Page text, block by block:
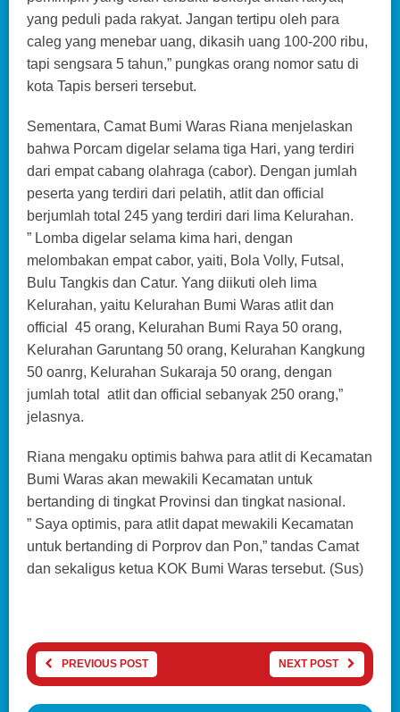
yang peduli pada rakyat. Jangan tertipu oleh para
caleg yang menebar uang, dikasih uang 100-200 ribu,
tapi sengsara 5 tahun,” pungkas orang nomor satu di
kota Tapis berseri tersebut.
Sementara, Camat Bumi Waras Riana menjelaskan
bahwa Porcam digelar selama tiga Hari, yang terdiri
dari empat cabang olahraga (cabor). Dengan jumlah
peserta yang terdiri dari pelatih, atlit dan official
berjumlah total 245 yang terdiri dari lima Kelurahan.
” Lomba digelar selama kima hari, dengan
melombakan empat cabor, yaiti, Bola Volly, Futsal,
Bulu Tangkis dan Catur. Yang diikuti oleh lima
Kelurahan, yaitu Kelurahan Bumi Waras atlit dan
official 45 orang, Kelurahan Bumi Raya 50 orang,
Kelurahan Garuntang 50 orang, Kelurahan Kangkung
50 oanrg, Kelurahan Sukaraja 50 orang, dengan
jumlah total atlit dan official sebanyak 250 orang,”
jelasnya.
Riana mengaku optimis bahwa para atlit di Kecamatan
Bumi Waras akan mewakili Kecamatan untuk
bertanding di tingkat Provinsi dan tingkat nasional.
” Saya optimis, para atlit dapat mewakili Kecamatan
untuk bertanding di Porprov dan Pon,” tandas Camat
dan sekaligus ketua KOK Bumi Waras tersebut. (Sus)
PREVIOUS POST NEXT POST